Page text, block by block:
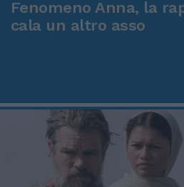
Fenomeno Anna, la
cala un altro asso